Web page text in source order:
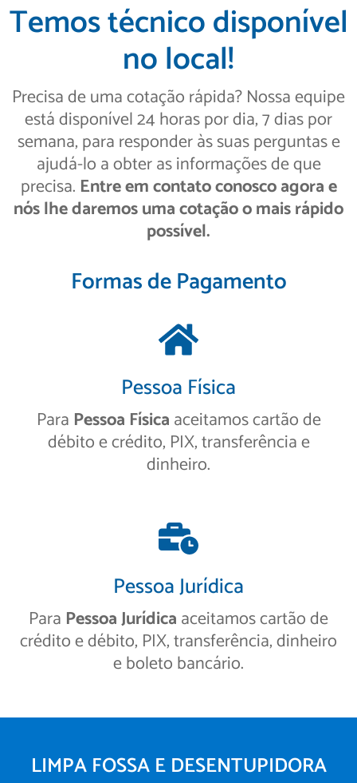
Temos técnico disponível
no local!
Precisa de uma cotação rápida? Nossa equipe
está disponível 24 horas por dia, 7 dias por
semana, para responder às suas perguntas e
ajudá-lo a obter as informações de que
precisa. Entre em contato conosco agora e
nós lhe daremos uma cotação o mais rápido
possível.
Formas de Pagamento
Pessoa Física
Para Pessoa Físicaaceitamos cartão de
débito e crédito, PIX, transferência e
dinheiro.
Pessoa Jurídica
Para Pessoa Jurídicaaceitamos cartão de
crédito e débito, PIX, transferência, dinheiro
e boleto bancário.
LIMPA FOSSA E DESENTUPIDORA